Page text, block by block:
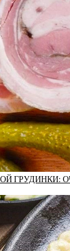
ГРУДИНКИ: